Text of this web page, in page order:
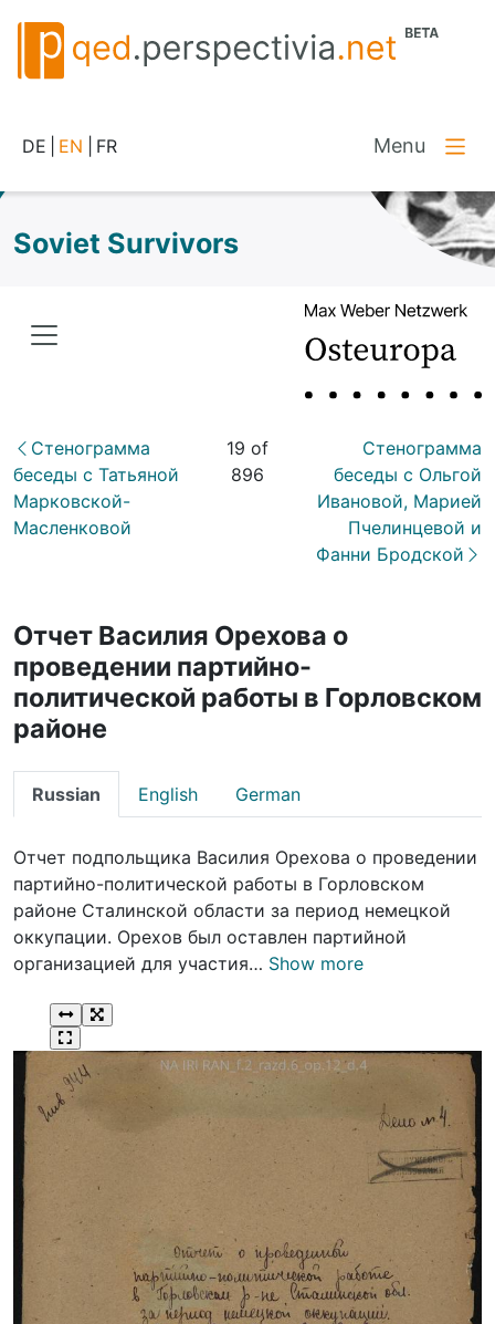
DE EN FR Menu
Soviet Survivors
Стенограмма
беседы с Татьяной
Марковской-
Масленковой
19 of
896
Стенограмма
беседы с Ольгой
Ивановой, Марией
Пчелинцевой и
Фанни Бродской
Отчет Василия Орехова о
проведении партийно-
политической работы в Горловском
районе
Russian English German
Отчет подпольщика Василия Орехова о проведении
партийно-политической работы в Горловском
районе Сталинской области за период немецкой
оккупации. Орехов был оставлен партийной
организацией для участия… Show more